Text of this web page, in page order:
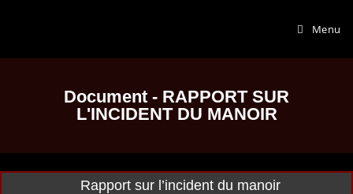
Menu
Document - RAPPORT SUR
L'INCIDENT DU MANOIR
Rapport sur l’incident du manoir